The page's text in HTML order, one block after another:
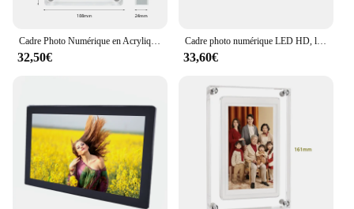
32,50€
Cadre photo numérique LED HD, lecteur de film MP3 MP4, prise en charge USB, carte MMC, SD, MS, 800x480, cadre photo numérique intelligent, cadeau, 7"
33,60€